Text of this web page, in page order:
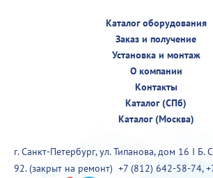
Каталог оборудования
Заказ и получение
Установка и монтаж
О компании
Контакты
Каталог (СПб)
Каталог (Москва)
г. Санкт-Петербург, ул. Типанова, дом 16 I Б.
92. (закрыт на ремонт) +7 (812) 642-58-74,